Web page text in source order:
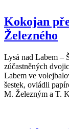
Kokojan
Železného
Lysá nad Labem –
zúčastněných
Labem ve
šestek, ovládli
M. Železným a T.